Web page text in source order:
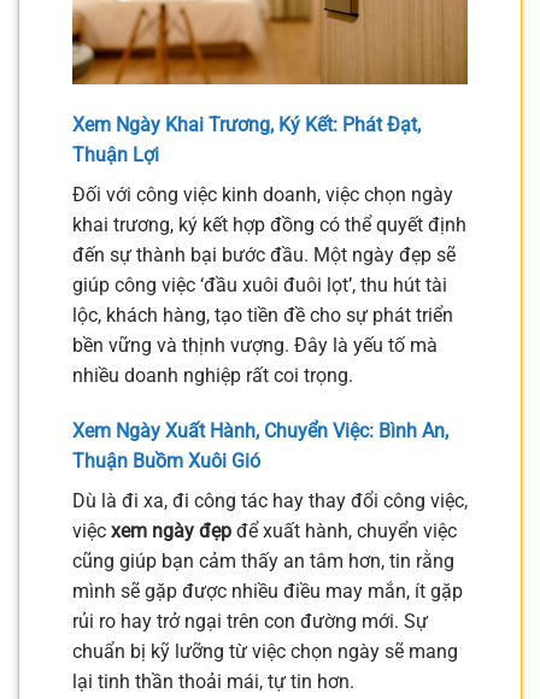
Xem Ngày Khai Trương, Ký Kết: Phát Đạt,
Thuận Lợi
Đối với công việc kinh doanh, việc chọn ngày
khai trương, ký kết hợp đồng có thể quyết định
đến sự thành bại bước đầu. Một ngày đẹp sẽ
giúp công việc ‘đầu xuôi đuôi lọt’, thu hút tài
lộc, khách hàng, tạo tiền đề cho sự phát triển
bền vững và thịnh vượng. Đây là yếu tố mà
nhiều doanh nghiệp rất coi trọng.
Xem Ngày Xuất Hành, Chuyển Việc: Bình An,
Thuận Buồm Xuôi Gió
Dù là đi xa, đi công tác hay thay đổi công việc,
việc xem ngày đẹp để xuất hành, chuyển việc
cũng giúp bạn cảm thấy an tâm hơn, tin rằng
mình sẽ gặp được nhiều điều may mắn, ít gặp
rủi ro hay trở ngại trên con đường mới. Sự
chuẩn bị kỹ lưỡng từ việc chọn ngày sẽ mang
lại tinh thần thoải mái, tự tin hơn.